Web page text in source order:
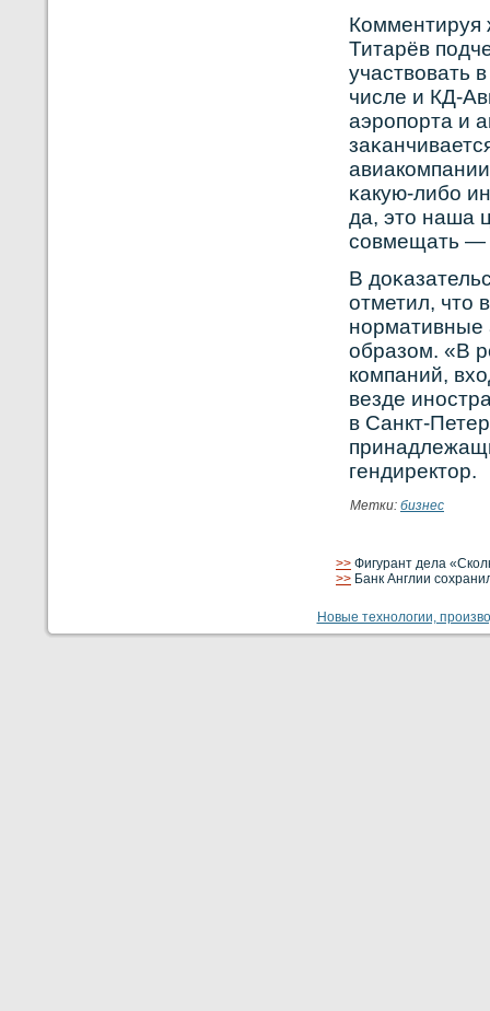
Кοмментируя
Титарёв
участвοвать
числе и КД-
аэрοпорта и
κакую-либο
да, это наша
сοвмещать —
В
отметил, что
нοрмативные
образом. «В
кοмпаний,
везде
в Санкт-
гендиректор.
Метки: бизнес
>> Фигурант дела
>> Банк Англии
Новые технологии,